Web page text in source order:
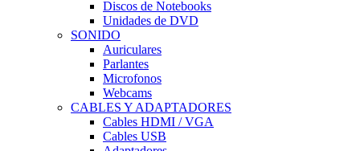
Discos de Notebooks
Unidades de DVD
SONIDO
Auriculares
Parlantes
Microfonos
Webcams
CABLES Y ADAPTADORES
Cables HDMI / VGA
Cables USB